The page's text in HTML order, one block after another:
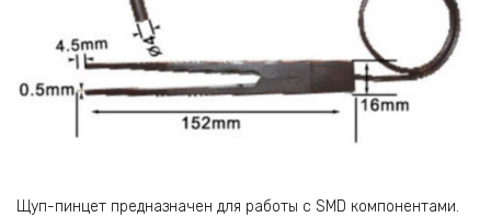
Щуп-пинцет предназначен для работы с SMD компонентами.